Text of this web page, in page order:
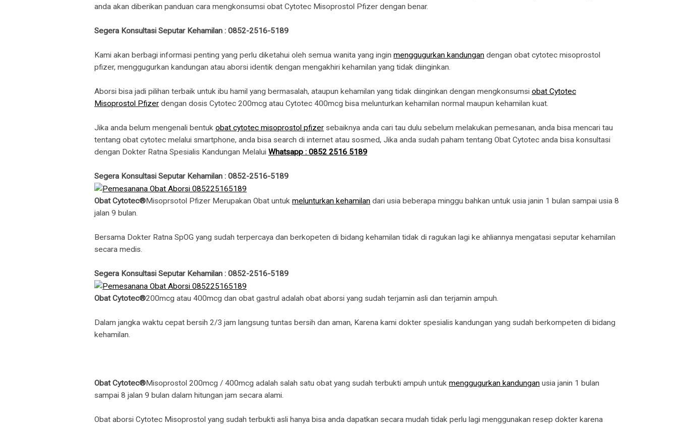
anda akan diberikan panduan cara mengkonsumsi obat Cytotec Misoprostol Pfizer dengan benar.
Segera Konsultasi Seputar Kehamilan : 0852-2516-5189
Kami akan berbagi informasi penting yang perlu diketahui oleh semua wanita yang ingin menggugurkan kandungan dengan obat cytotec misoprostol
pfizer, menggugurkan kandungan atau aborsi identik dengan mengakhiri kehamilan yang tidak diinginkan.
Aborsi bisa jadi pilihan terbaik untuk ibu hamil yang bermasalah, ataupun kehamilan yang tidak diinginkan dengan mengkonsumsi obat Cytotec
Misoprostol Pfizer dengan dosis Cytotec 200mcg atau Cytotec 400mcg bisa melunturkan kehamilan normal maupun kehamilan kuat.
Jika anda belum mengenali bentuk obat cytotec misoprostol pfizer sebaiknya anda cari tau dulu sebelum melakukan pemesanan, anda bisa mencari tau
tentang obat cytotec melalui smartphone, anda bisa search di internet atau sosmed, Jika anda sudah paham tentang Obat Cytotec anda bisa konsultasi
dengan Dokter Ratna Spesialis Kandungan Melalui Whatsapp : 0852 2516 5189
Segera Konsultasi Seputar Kehamilan : 0852-2516-5189
Obat Cytotec®Misoprsotol Pfizer Merupakan Obat untuk melunturkan kehamilan dari usia beberapa minggu bahkan untuk usia janin 1 bulan sampai usia 8
jalan 9 bulan.
Bersama Dokter Ratna SpOG yang sudah terpercaya dan berkopeten di bidang kehamilan tidak di ragukan lagi ke ahliannya mengatasi seputar kehamilan
secara medis.
Segera Konsultasi Seputar Kehamilan : 0852-2516-5189
Obat Cytotec®200mcg atau 400mcg dan obat gastrul adalah obat aborsi yang sudah terjamin asli dan terjamin ampuh.
Dalam jangka waktu cepat bersih 2/3 jam langsung tuntas bersih dan aman, Karena kami dokter spesialis kandungan yang sudah berkompeten di bidang
kehamilan.
Obat Cytotec®Misoprostol 200mcg / 400mcg adalah salah satu obat yang sudah terbukti ampuh untuk menggugurkan kandungan usia janin 1 bulan
sampai 8 jalan 9 bulan dalam hitungan jam secara alami.
Obat aborsi Cytotec Misoprostol yang sudah terbukti asli hanya bisa anda dapatkan secara mudah tidak perlu lagi menggunakan resep dokter karena